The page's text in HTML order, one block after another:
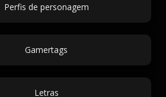
Perfis de personagem
Gamertags
Letras